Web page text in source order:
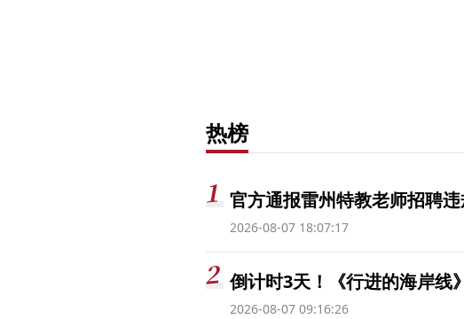
热榜
官方通报雷州特教老师招聘
2026-08-07 18:07:17
倒计时3天！《行进的海岸线
2026-08-07 09:16:26